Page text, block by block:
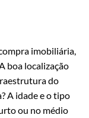
imobiliária,
boa localização
do
A idade e o tipo
ou no médio